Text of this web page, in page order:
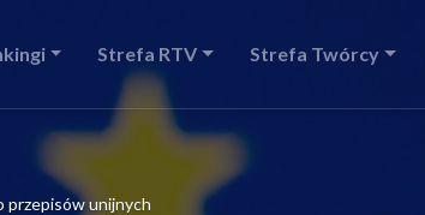
Strefa RTV Strefa Twórcy
przepisów unijnych